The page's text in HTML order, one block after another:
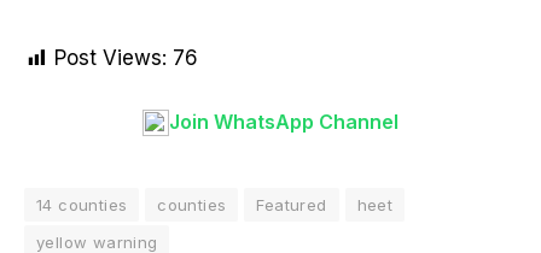
Post Views: 76
Join WhatsApp Channel
14 counties counties Featured
heet
yellow warning